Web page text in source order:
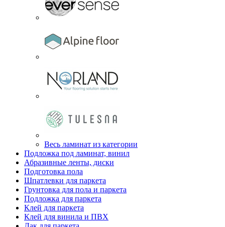
Весь ламинат из категории
Подложка под ламинат, винил
Абразивные ленты, диски
Подготовка пола
Шпатлевки для паркета
Грунтовка для пола и паркета
Подложка для паркета
Клей для паркета
Клей для винила и ПВХ